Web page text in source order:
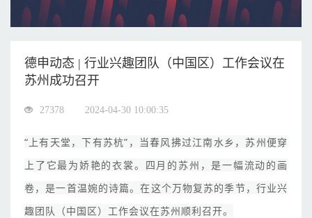
德申动态 | 行业兴趣团队（中国区）工作会议在
苏州成功召开
27378 2024-04-30 10:00:35
“上有天堂，下有苏杭”，当春风拂过江南水乡，苏州便穿
上了它最为娇艳的衣裳。四月的苏州，是一幅流动的画
卷，是一首温婉的诗篇。在这个万物复苏的季节，行业兴
趣团队（中国区）工作会议在苏州顺利召开。